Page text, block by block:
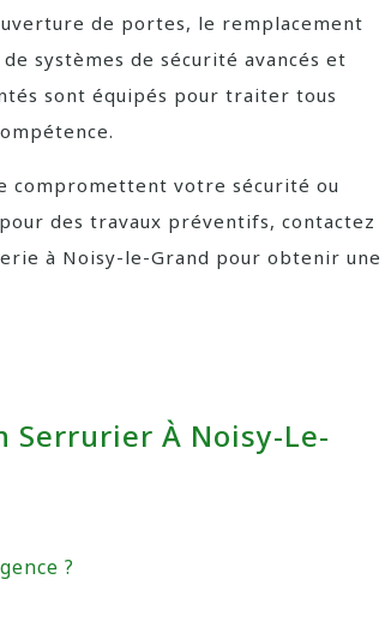
de portes, le remplacement
systèmes de sécurité avancés et
sont équipés pour traiter tous
compromettent votre sécurité ou
des travaux préventifs, contactez
à Noisy-le-Grand pour obtenir une
Serrurier À Noisy-Le-
?